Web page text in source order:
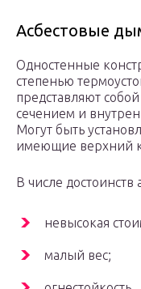
Асбестовые
Одностенные
степенью
представляют
сечением и
Могут быть
имеющие верхний
В числе
невысокая
малый вес;